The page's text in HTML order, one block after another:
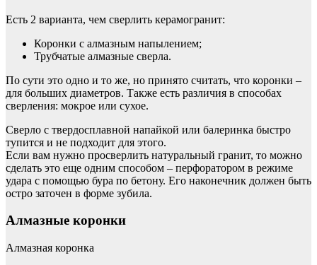
Есть 2 варианта, чем сверлить керамогранит:
Коронки с алмазным напылением;
Трубчатые алмазные сверла.
По сути это одно и то же, но принято считать, что коронки –
для больших диаметров. Также есть различия в способах
сверления: мокрое или сухое.
Сверло с твердосплавной напайкой или балеринка быстро
тупится и не подходит для этого.
Если вам нужно просверлить натуральный гранит, то можно
сделать это еще одним способом – перфоратором в режиме
удара с помощью бура по бетону. Его наконечник должен быть
остро заточен в форме зубила.
Алмазные коронки
Алмазная коронка